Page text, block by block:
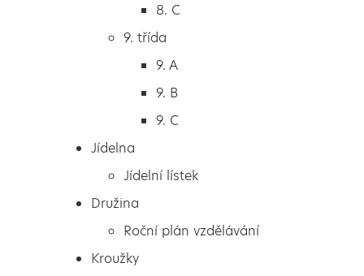
6. B
7. B
8. třída
8. A
8. B
8. C
8. C
9. třída
9. A
9. B
9. C
Jídelna
Jídelní lístek
Družina
Roční plán vzdělávání
Kroužky
Další aktuality